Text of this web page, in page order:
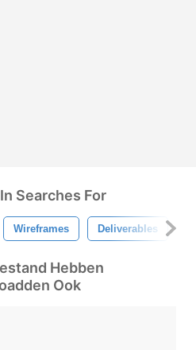
Searches For
Wireframes Deliverables
Hebben
Ook